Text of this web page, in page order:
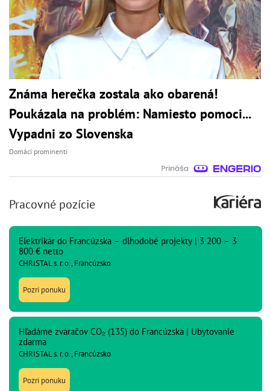
Známa herečka zostala ako obarená!
Poukázala na problém: Namiesto pomoci...
Vypadni zo Slovenska
Domáci prominenti
Pracovné pozície
Elektrikár do Francúzska – dlhodobé projekty | 3 200 – 3
800 € netto
CHRISTAL s. r. o., Francúzsko
Pozri ponuku
Hľadáme zváračov CO₂ (135) do Francúzska | Ubytovanie
zdarma
CHRISTAL s. r. o., Francúzsko
Pozri ponuku